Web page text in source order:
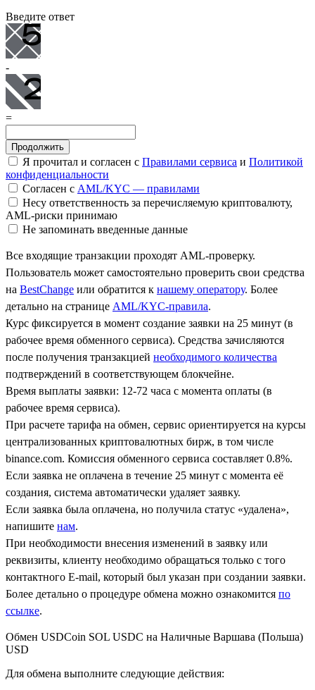
Введите ответ
-
=
Я прочитал и согласен с Правилами сервиса и Политикой
конфиденциальности
Согласен с AML/KYC — правилами
Несу ответственность за перечисляемую криптовалюту,
AML-риски принимаю
Не запоминать введенные данные
Все входящие транзакции проходят AML-проверку.
Пользователь может самостоятельно проверить свои средства
на BestChange или обратится к нашему оператору. Более
детально на странице AML/KYC-правила.
Курс фиксируется в момент создание заявки на 25 минут (в
рабочее время обменного сервиса). Средства зачисляются
после получения транзакцией необходимого количества
подтверждений в соответствующем блокчейне.
Время выплаты заявки: 12-72 часа с момента оплаты (в
рабочее время сервиса).
При расчете тарифа на обмен, сервис ориентируется на курсы
централизованных криптовалютных бирж, в том числе
binance.com. Комиссия обменного сервиса составляет 0.8%.
Если заявка не оплачена в течение 25 минут с момента её
создания, система автоматически удаляет заявку.
Если заявка была оплачена, но получила статус «удалена»,
напишите нам.
При необходимости внесения изменений в заявку или
реквизиты, клиенту необходимо обращаться только с того
контактного Е-mail, который был указан при создании заявки.
Более детально о процедуре обмена можно ознакомится по
ссылке.
Обмен USDCoin SOL USDC на Наличные Варшава (Польша)
USD
Для обмена выполните следующие действия: